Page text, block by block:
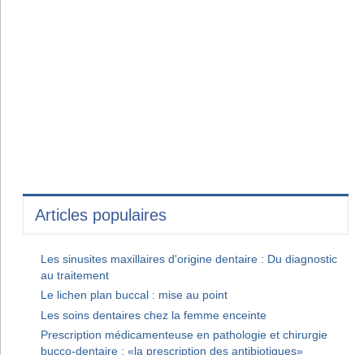
Articles populaires
Les sinusites maxillaires d'origine dentaire : Du diagnostic
au traitement
Le lichen plan buccal : mise au point
Les soins dentaires chez la femme enceinte
Prescription médicamenteuse en pathologie et chirurgie
bucco-dentaire : «la prescription des antibiotiques»